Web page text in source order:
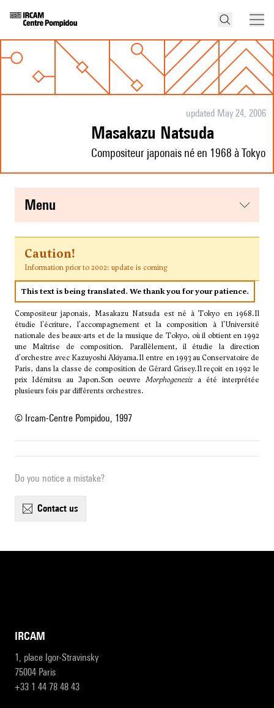
updated May 24, 2006
Masakazu Natsuda
Compositeur japonais né en 1968 à Tokyo
menu
Caution!
Information prior to 2002: update is coming
This text is being translated. We thank you for your patience.
Compositeur japonais, Masakazu Natsuda est né à Tokyo en 1968.Il
étudie l'écriture, l'accompagnement et la composition à l'Université
nationale des beaux-arts et de la musique de Tokyo, où il obtient en 1992
une Maîtrise de composition. Parallèlement, il étudie la direction
d'orchestre avec Kazuyoshi Akiyama.Il entre en 1993 au Conservatoire de
Paris, dans la classe de composition de Gérard Grisey.Il reçoit en 1992 le
prix Idémitsu au Japon.Son oeuvre Morphogenesis a été interprétée
plusieurs fois par différents orchestres.
© Ircam-Centre Pompidou, 1997
Do you notice a mistake?
contact us
IRCAM
1, place Igor-Stravinsky
75004 Paris
+33 1 44 78 48 43